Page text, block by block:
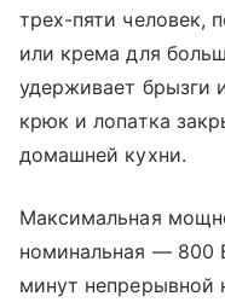
трех-пяти человек,
или крема для
удерживает брызги
крюк и лопатка
домашней кухни.
Максимальная
номинальная — 800
минут непрерывной